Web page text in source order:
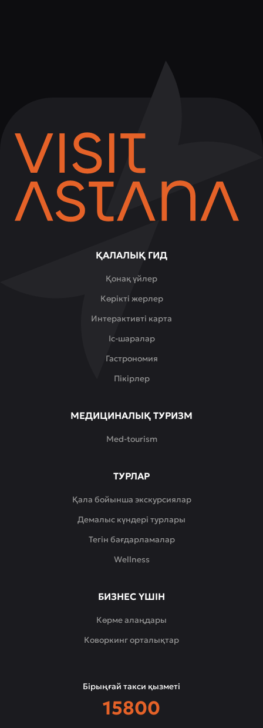
ҚАЛАЛЫҚ ГИД
Қонақ үйлер
Көрікті жерлер
Интерактивті карта
Іс-шаралар
Гастрономия
Пікірлер
МЕДИЦИНАЛЫҚ ТУРИЗМ
Med-tourism
ТУРЛАР
Қала бойынша экскурсиялар
Демалыс күндері турлары
Тегін бағдарламалар
Wellness
БИЗНЕС ҮШІН
Көрме алаңдары
Коворкинг орталықтар
Бірыңғай такси қызметі
15800